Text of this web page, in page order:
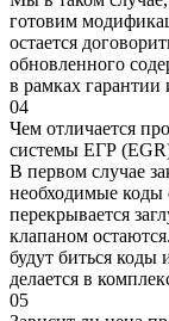
готовим
остается
обновленного
в рамках гарантии
04
Чем отличается
системы ЕГР
В первом случае
необходимые коды
перекрывается
клапаном
будут биться
делается в
05